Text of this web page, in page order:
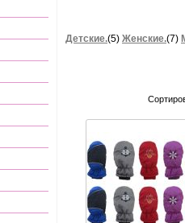
Детские.(5) Женские.(7)